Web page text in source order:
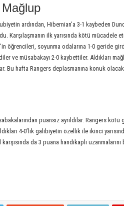
ardından, Hibernian’a 3-1 kaybeden
Karşılaşmanın ilk yarısında kötü mücadele
öğrencileri, soyunma odalarına 1-0 geride
ve müsabakayı 2-0 kaybettiler. Aldıkları
Bu hafta Rangers deplasmanına konuk
puansız ayrıldılar. Rangers
4-0’lık galibiyetin özellik ile ikinci
da 3 puana handikaplı uzanmalarını